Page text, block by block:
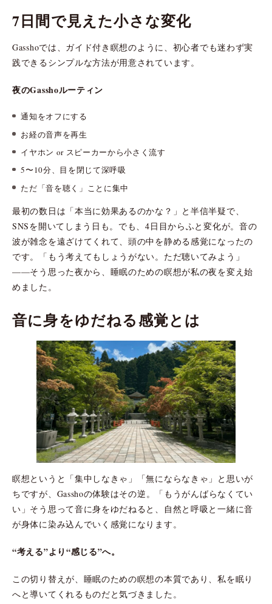
7日間で見えた小さな変化
Gasshoでは、ガイド付き瞑想のように、初心者でも迷わず実
践できるシンプルな方法が用意されています。
夜のGasshoルーティン
通知をオフにする
お経の音声を再生
イヤホン or スピーカーから小さく流す
5〜10分、目を閉じて深呼吸
ただ「音を聴く」ことに集中
最初の数日は「本当に効果あるのかな？」と半信半疑で、
SNSを開いてしまう日も。でも、4日目からふと変化が。音の
波が雑念を遠ざけてくれて、頭の中を静める感覚になったの
です。「もう考えてもしょうがない。ただ聴いてみよう」
——そう思った夜から、睡眠のための瞑想が私の夜を変え始
めました。
音に身をゆだねる感覚とは
瞑想というと「集中しなきゃ」「無にならなきゃ」と思いが
ちですが、Gasshoの体験はその逆。「もうがんばらなくてい
い」そう思って音に身をゆだねると、自然と呼吸と一緒に音
が身体に染み込んでいく感覚になります。
“考える”より“感じる”へ。
この切り替えが、睡眠のための瞑想の本質であり、私を眠り
へと導いてくれるものだと気づきました。